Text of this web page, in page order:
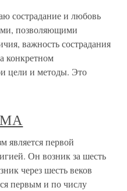
сострадание и любовь
позволяющими
важность сострадания
конкретном
цели и методы. Это
первой
Он возник за шесть
через шесть веков
первым и по числу